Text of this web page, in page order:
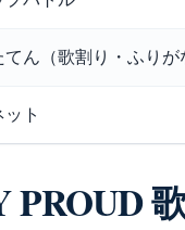
てん（歌割り・ふりが
ト
PROUD